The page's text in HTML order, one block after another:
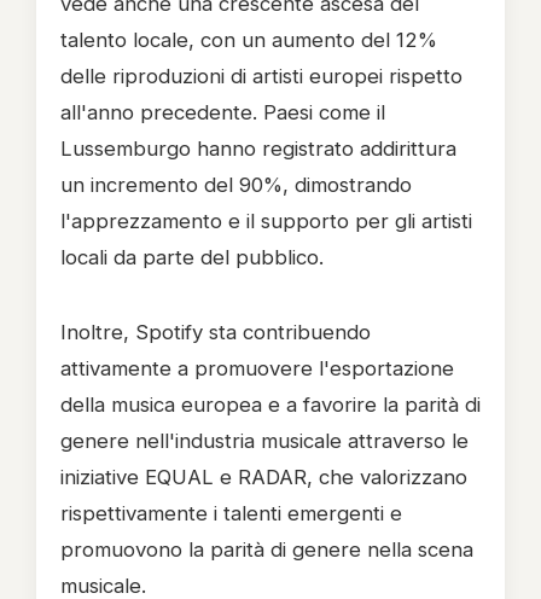
talento locale, con un aumento del 12%
delle riproduzioni di artisti europei rispetto
all'anno precedente. Paesi come il
Lussemburgo hanno registrato addirittura
un incremento del 90%, dimostrando
l'apprezzamento e il supporto per gli artisti
locali da parte del pubblico.
Inoltre, Spotify sta contribuendo
attivamente a promuovere l'esportazione
della musica europea e a favorire la parità di
genere nell'industria musicale attraverso le
iniziative EQUAL e RADAR, che valorizzano
rispettivamente i talenti emergenti e
promuovono la parità di genere nella scena
musicale.